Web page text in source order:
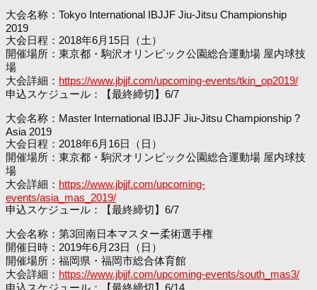
大会名称：Tokyo International IBJJF Jiu-Jitsu Championship
2019
大会日程：2018年6月15日（土）
開催場所：東京都・駒沢オリンピック公園総合運動場 屋内球技
場
大会詳細： https://www.jbjjf.com/upcoming-events/tkin_op2019/
申込スケジュール：【最終締切】6/7
大会名称：Master International IBJJF Jiu-Jitsu Championship ?
Asia 2019
大会日程：2018年6月16日（日）
開催場所：東京都・駒沢オリンピック公園総合運動場 屋内球技
場
大会詳細： https://www.jbjjf.com/upcoming-
events/asia_mas_2019/
申込スケジュール：【最終締切】6/7
大会名称：第3回南日本マスター柔術選手権
開催日時：2019年6月23日（日）
開催場所：福岡県・福岡市総合体育館
大会詳細： https://www.jbjjf.com/upcoming-events/south_mas3/
申込スケジュール：【最終締切】6/14